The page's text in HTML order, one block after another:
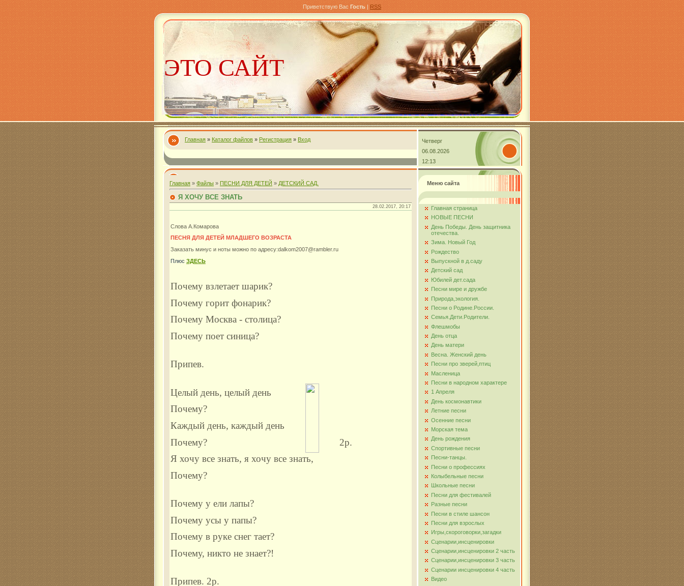
Приветствую Вас Гость | RSS
ЭТО САЙТ
Александра
Комарова
Главная » Каталог файлов » Регистрация » Вход
Четверг
06.08.2026
12:13
Главная » Файлы » ПЕСНИ ДЛЯ ДЕТЕЙ » ДЕТСКИЙ САД.
Я ХОЧУ ВСЕ ЗНАТЬ
28.02.2017, 20:17
Слова А.Комарова
ПЕСНЯ ДЛЯ ДЕТЕЙ МЛАДШЕГО ВОЗРАСТА
Заказать минус и ноты можно по адресу:dalkom2007@rambler.ru
Плюс ЗДЕСЬ
Почему взлетает шарик?
Почему горит фонарик?
Почему Москва - столица?
Почему поет синица?
Припев.
Целый день, целый день
Почему?
Каждый день, каждый день
Почему? 2р.
Я хочу все знать, я хочу все знать,
Почему?
Почему у ели лапы?
Почему усы у папы?
Почему в руке снег тает?
Почему, никто не знает?!
Припев. 2р.
Меню сайта
Главная страница
НОВЫЕ ПЕСНИ
День Победы. День защитника
отечества.
Зима. Новый Год
Рождество
Выпускной в д.саду
Детский сад
Юбилей дет.сада
Песни мире и дружбе
Природа,экология.
Песни о Родине.России.
Семья.Дети.Родители.
Флешмобы
День отца
День матери
Весна. Женский день
Песни про зверей,птиц
Масленица
Песни в народном характере
1 Апреля
День космонавтики
Летние песни
Осенние песни
Морская тема
День рождения
Спортивные песни
Песни-танцы.
Песни о профессиях
Колыбельные песни
Школьные песни
Песни для фестивалей
Разные песни
Песни в стиле шансон
Песни для взрослых
Игры,скороговорки,загадки
Сценарии,инсценировки
Сценарии,инсценировки 2 часть
Сценарии,инсценировки 3 часть
Сценарии инсценировки 4 часть
Видео